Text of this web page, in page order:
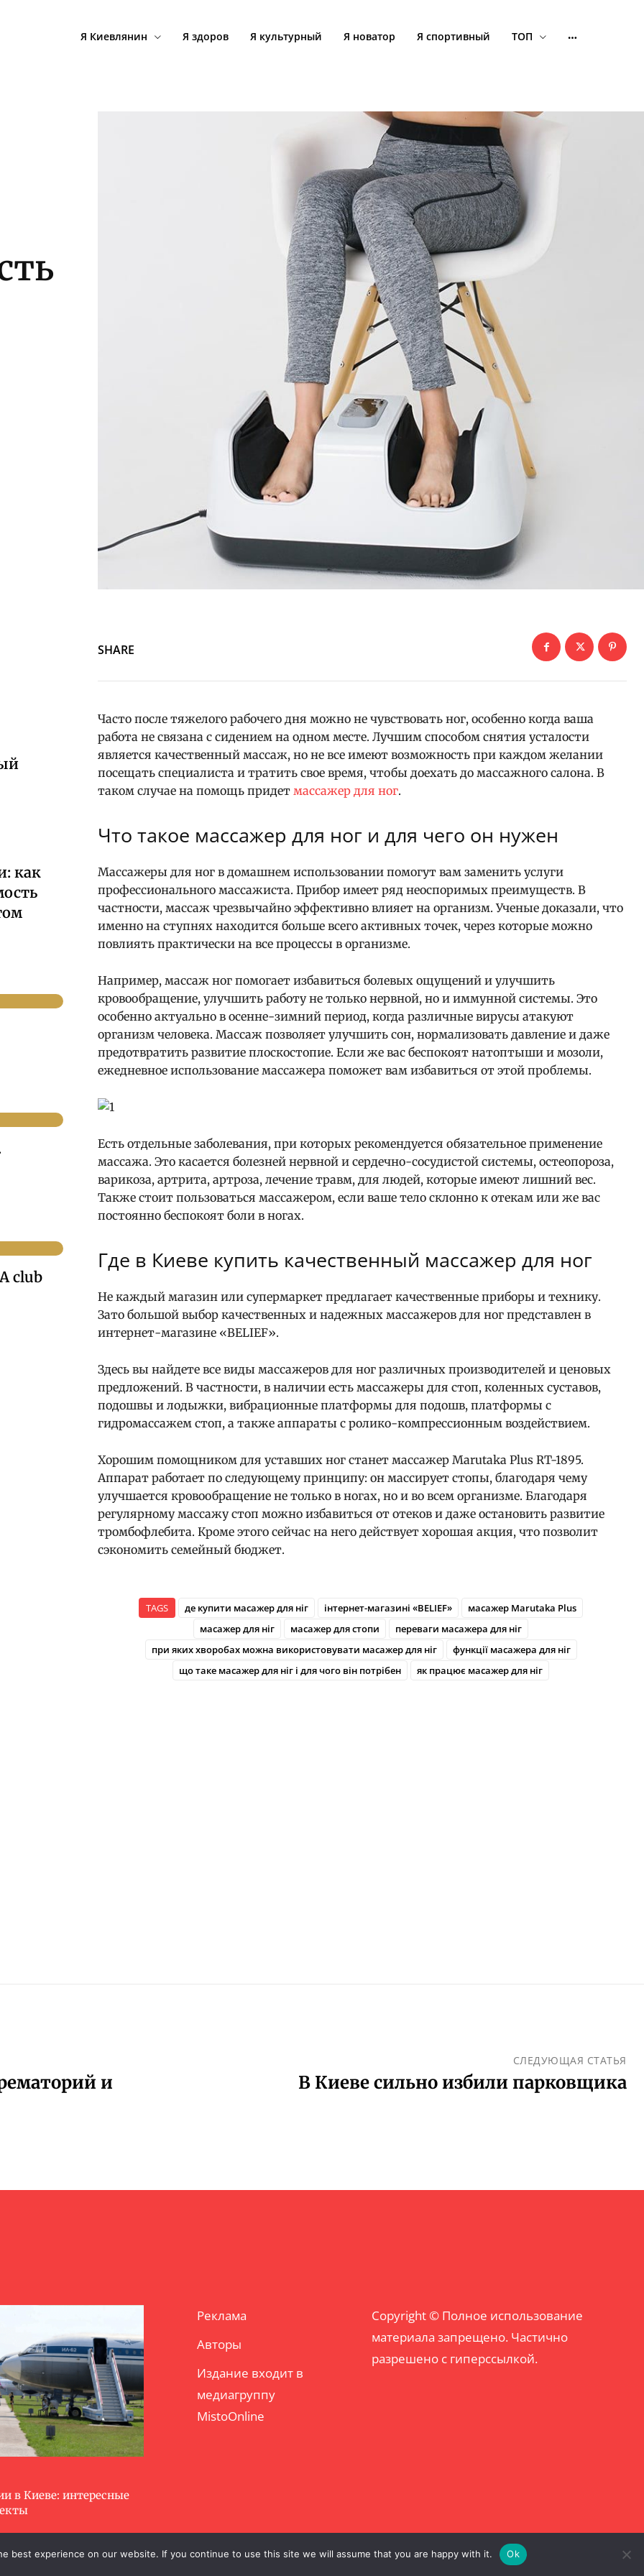
Я Киевлянин Я здоров Я культурный Я новатор Я спортивный ТОП
как
club
SHARE
Часто после тяжелого рабочего дня можно не чувствовать ног, особенно когда ваша
работа не связана с сидением на одном месте. Лучшим способом снятия усталости
является качественный массаж, но не все имеют возможность при каждом желании
посещать специалиста и тратить свое время, чтобы доехать до массажного салона. В
таком случае на помощь придет массажер для ног.
Что такое массажер для ног и для чего он нужен
Массажеры для ног в домашнем использовании помогут вам заменить услуги
профессионального массажиста. Прибор имеет ряд неоспоримых преимуществ. В
частности, массаж чрезвычайно эффективно влияет на организм. Ученые доказали, что
именно на ступнях находится больше всего активных точек, через которые можно
повлиять практически на все процессы в организме.
Например, массаж ног помогает избавиться болевых ощущений и улучшить
кровообращение, улучшить работу не только нервной, но и иммунной системы. Это
особенно актуально в осенне-зимний период, когда различные вирусы атакуют
организм человека. Массаж позволяет улучшить сон, нормализовать давление и даже
предотвратить развитие плоскостопие. Если же вас беспокоят натоптыши и мозоли,
ежедневное использование массажера поможет вам избавиться от этой проблемы.
Есть отдельные заболевания, при которых рекомендуется обязательное применение
массажа. Это касается болезней нервной и сердечно-сосудистой системы, остеопороза,
варикоза, артрита, артроза, лечение травм, для людей, которые имеют лишний вес.
Также стоит пользоваться массажером, если ваше тело склонно к отекам или же вас
постоянно беспокоят боли в ногах.
Где в Киеве купить качественный массажер для ног
Не каждый магазин или супермаркет предлагает качественные приборы и технику.
Зато большой выбор качественных и надежных массажеров для ног представлен в
интернет-магазине «BELIEF».
Здесь вы найдете все виды массажеров для ног различных производителей и ценовых
предложений. В частности, в наличии есть массажеры для стоп, коленных суставов,
подошвы и лодыжки, вибрационные платформы для подошв, платформы с
гидромассажем стоп, а также аппараты с ролико-компрессионным воздействием.
Хорошим помощником для уставших ног станет массажер Marutaka Plus RT-1895.
Аппарат работает по следующему принципу: он массирует стопы, благодаря чему
улучшается кровообращение не только в ногах, но и во всем организме. Благодаря
регулярному массажу стоп можно избавиться от отеков и даже остановить развитие
тромбофлебита. Кроме этого сейчас на него действует хорошая акция, что позволит
сэкономить семейный бюджет.
TAGS де купити масажер для ніг інтернет-магазині «BELIEF»
масажер Marutaka Plus
масажер для ніг
масажер для стопи
переваги масажера для ніг
при яких хворобах можна використовувати масажер для ніг
функції масажера для ніг
що таке масажер для ніг і для чого він потрібен
як працює масажер для ніг
и
СЛЕДУЮЩАЯ СТАТЬЯ
В Киеве сильно избили парковщика
в Киеве: интересные
Реклама
Авторы
Издание входит в
медиагруппу
MistoOnline
Copyright © Полное использование
материала запрещено. Частично
разрешено с гиперссылкой.
best experience on our website. If you continue to use this site we will assume that you are happy with it. Ok